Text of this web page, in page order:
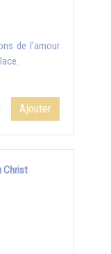
de l'amour
Ajouter
Christ